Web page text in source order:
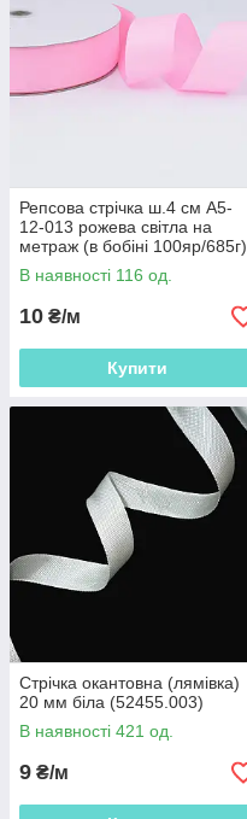
Репсова стрічка ш.4 см А5-
12-013 рожева світла на
метраж (в бобіні 100яр/685г)
(56269.013)
В наявності 116 од.
10 ₴/м
Купити
Стрічка окантовна (лямівка)
20 мм біла (52455.003)
В наявності 421 од.
9 ₴/м